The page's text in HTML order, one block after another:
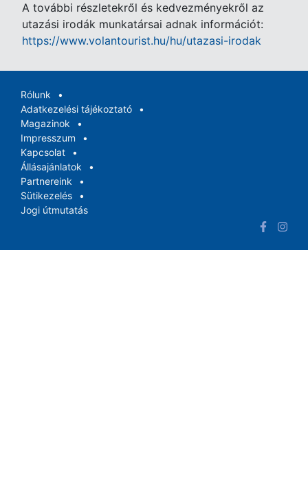
A további részletekről és kedvezményekről az
utazási irodák munkatársai adnak információt:
https://www.volantourist.hu/hu/utazasi-irodak
Rólunk
Adatkezelési tájékoztató
Magazinok
Impresszum
Kapcsolat
Állásajánlatok
Partnereink
Sütikezelés
Jogi útmutatás